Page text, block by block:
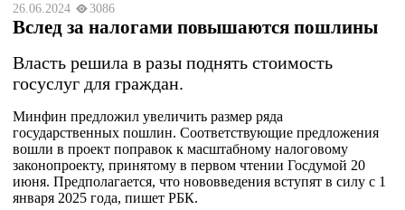
26.06.2024 3086
Вслед за налогами повышаются пошлины
Власть решила в разы поднять стоимость
госуслуг для граждан.
Минфин предложил увеличить размер ряда
государственных пошлин. Соответствующие предложения
вошли в проект поправок к масштабному налоговому
законопроекту, принятому в первом чтении Госдумой 20
июня. Предполагается, что нововведения вступят в силу с 1
января 2025 года, пишет РБК.